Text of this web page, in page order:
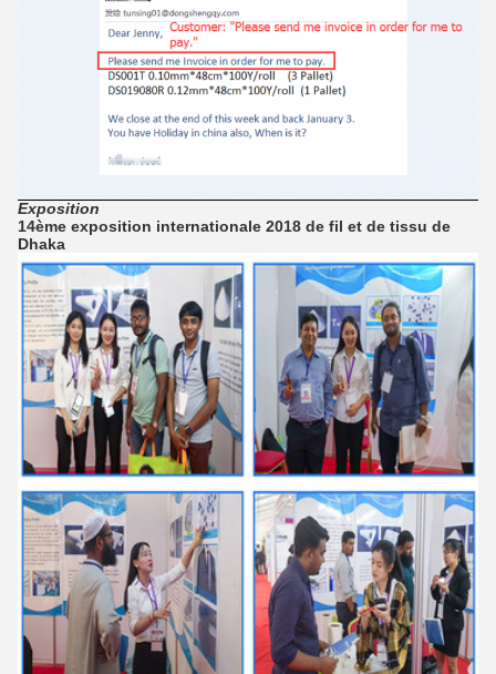
Exposition
14ème exposition internationale 2018 de fil et de tissu de
Dhaka